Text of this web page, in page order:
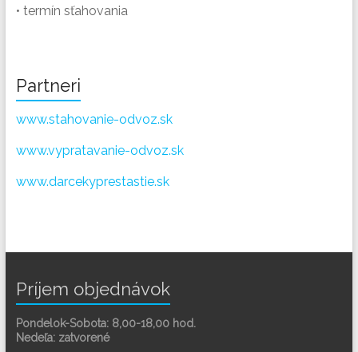
• termín sťahovania
Partneri
www.stahovanie-odvoz.sk
www.vypratavanie-odvoz.sk
www.darcekyprestastie.sk
Príjem objednávok
Pondelok-Sobota: 8,00-18,00 hod.
Nedeľa: zatvorené